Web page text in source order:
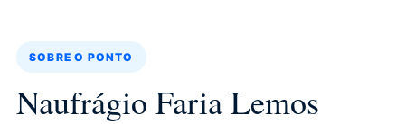
SOBRE O PONTO
Naufrágio Faria Lemos